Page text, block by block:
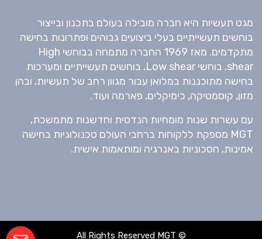
מגט תעשיות היא חברה מובילה בעולם בתכנון ובייצור
בוחשים תעשייתיים בעלי ביצועים גבוהים ופתרונות בחישה
מתקדמים. מאז 1969 החברה מתמחה בבוחשי High
shear, בוחשי Low shear, בוחשים תעשייתיים ומערכות
בחישה מתוכננות במלואן עבור מגוון רחב של תעשיות, ובהן
מזון, קוסמטיקה, כימיקלים, פארמה ועוד.
עם עשרות שנות מומחיות הנדסית וחדשנות מתמשכת,
MGT מספקת ללקוחות ברחבי העולם טכנולוגיות בחישה
אמינות, חסכוניות באנרגיה ומותאמות אישית.
© All Rights Reserved MGT